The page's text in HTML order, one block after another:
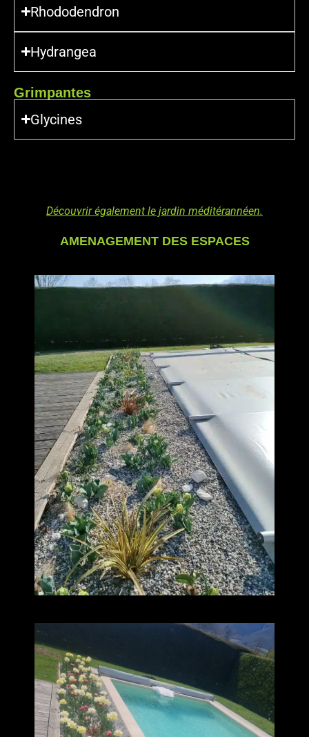
Rhododendron
Hydrangea
Grimpantes
Glycines
Découvrir également le jardin méditérannéen.
AMENAGEMENT DES ESPACES